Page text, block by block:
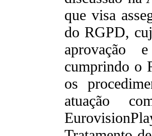
que visa
do RGPD,
aprovação
cumprindo o
os
atuação